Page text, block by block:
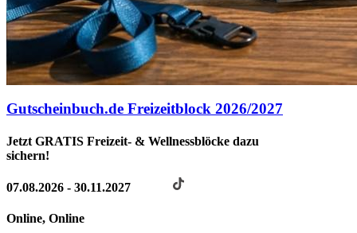
Gutscheinbuch.de Freizeitblock 2026/2027
Jetzt GRATIS Freizeit- & Wellnessblöcke dazu
sichern!
07.08.2026 - 30.11.2027
Online, Online